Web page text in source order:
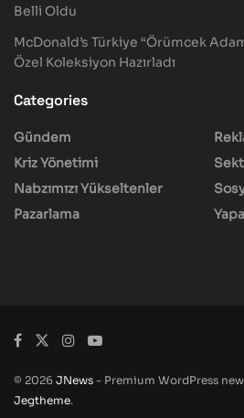
Belli Oldu
McDonald’s Türkiye “Örümcek
Özel Koleksiyon Hazırladı
Categories
Gündem
Kriz Yönetimi
Nabzımızı Yükseltenler
Pazarlama
© 2026 JNews - Premium WordPress
Jegtheme.